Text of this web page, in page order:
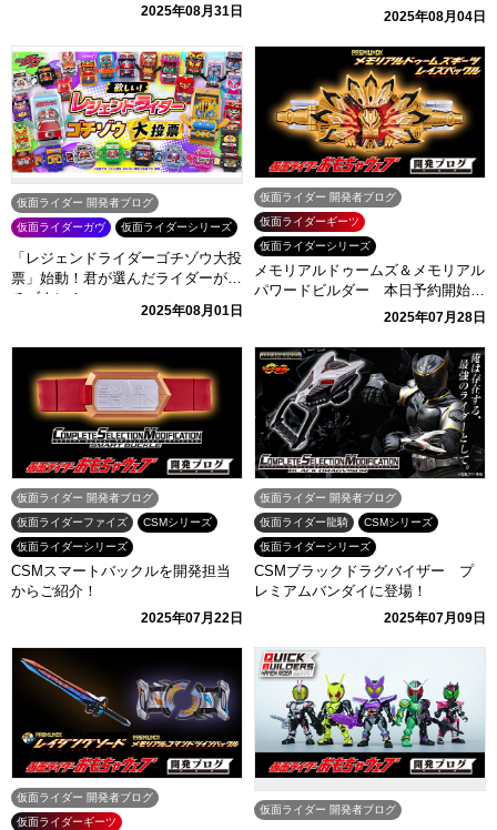
2025年08月31日 2025年08月04日
仮面ライダー 開発者ブログ
仮面ライダーガヴ
仮面ライダーシリーズ
「レジェンドライダーゴチゾウ大投
票」始動！君が選んだライダーがゴ
チゾウに！
2025年08月01日
仮面ライダー 開発者ブログ
仮面ライダーギーツ
仮面ライダーシリーズ
メモリアルドゥームズ＆メモリアル
パワードビルダー 本日予約開始！
近日開始のレイズバックル台座も合
2025年07月28日
仮面ライダー 開発者ブログ
仮面ライダーファイズ
CSMシリーズ
仮面ライダーシリーズ
CSMスマートバックルを開発担当
からご紹介！
2025年07月22日
仮面ライダー 開発者ブログ
仮面ライダー龍騎
CSMシリーズ
仮面ライダーシリーズ
CSMブラックドラグバイザー プ
レミアムバンダイに登場！
2025年07月09日
仮面ライダー 開発者ブログ
仮面ライダーギーツ
仮面ライダー 開発者ブログ